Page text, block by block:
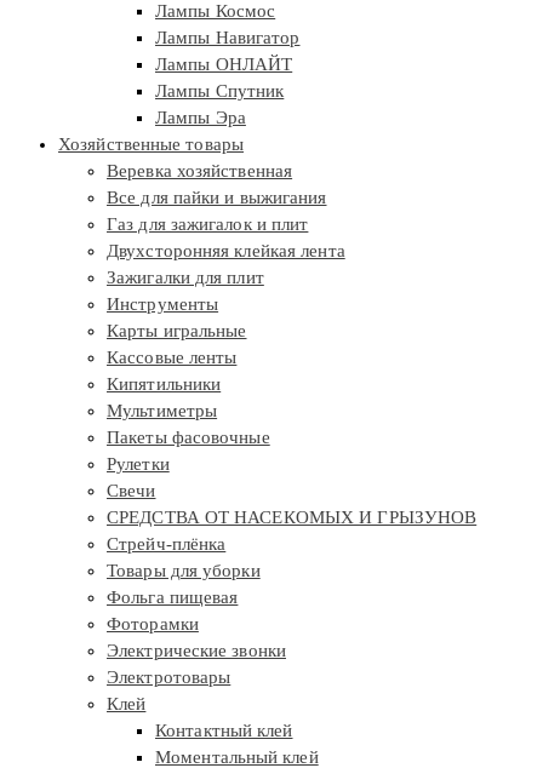
Лампы Космос
Лампы Навигатор
Лампы ОНЛАЙТ
Лампы Спутник
Лампы Эра
Хозяйственные товары
Веревка хозяйственная
Все для пайки и выжигания
Газ для зажигалок и плит
Двухсторонняя клейкая лента
Зажигалки для плит
Инструменты
Карты игральные
Кассовые ленты
Кипятильники
Мультиметры
Пакеты фасовочные
Рулетки
Свечи
СРЕДСТВА ОТ НАСЕКОМЫХ И ГРЫЗУНОВ
Стрейч-плёнка
Товары для уборки
Фольга пищевая
Фоторамки
Электрические звонки
Электротовары
Клей
Контактный клей
Моментальный клей